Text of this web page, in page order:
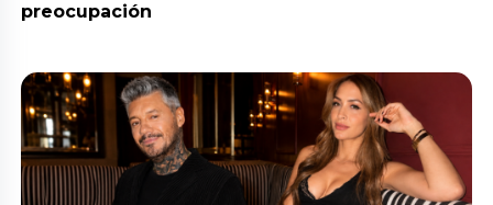
preocupación